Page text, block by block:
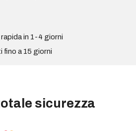
in 1-4 giorni
fino a 15 giorni
sicurezza